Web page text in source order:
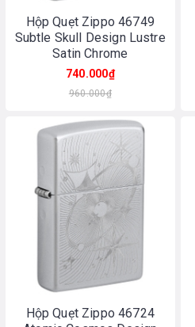
Hộp Quẹt Zippo 46749
Subtle Skull Design Lustre
Satin Chrome
740.000₫
960.000₫
Hộp Quẹt Zippo 46724